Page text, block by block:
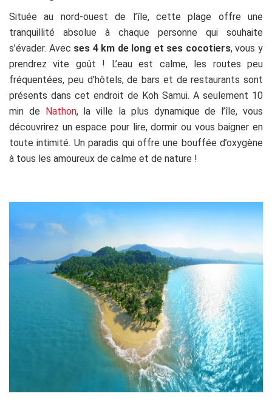
Située au nord-ouest de l’île, cette plage offre une
tranquillité absolue à chaque personne qui souhaite
s’évader. Avec ses 4 km de long et ses cocotiers, vous y
prendrez vite goût ! L’eau est calme, les routes peu
fréquentées, peu d’hôtels, de bars et de restaurants sont
présents dans cet endroit de Koh Samui. A seulement 10
min de
Nathon, la ville la plus dynamique de l’île, vous
découvrirez un espace pour lire, dormir ou vous baigner en
toute intimité. Un paradis qui offre une bouffée d’oxygène
à tous les amoureux de calme et de nature !